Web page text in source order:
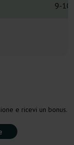
9-10
e ricevi un bonus.